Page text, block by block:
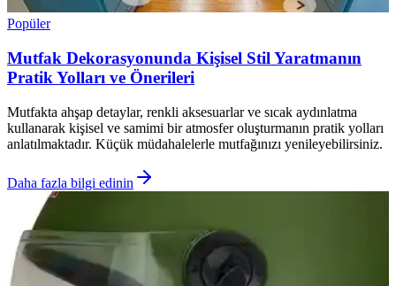
Popüler
Mutfak Dekorasyonunda Kişisel Stil Yaratmanın
Pratik Yolları ve Önerileri
Mutfakta ahşap detaylar, renkli aksesuarlar ve sıcak aydınlatma
kullanarak kişisel ve samimi bir atmosfer oluşturmanın pratik yolları
anlatılmaktadır. Küçük müdahalelerle mutfağınızı yenileyebilirsiniz.
Daha fazla bilgi edinin